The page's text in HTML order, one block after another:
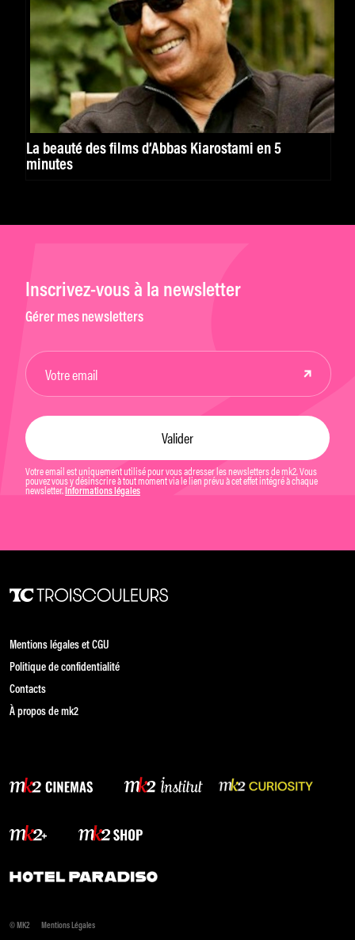
La beauté des films d’Abbas Kiarostami en 5
minutes
Inscrivez-vous à la newsletter
Gérer mes newsletters
Votre email est uniquement utilisé pour vous adresser les newsletters de mk2. Vous
pouvez vous y désinscrire à tout moment via le lien prévu à cet effet intégré à chaque
newsletter. Informations légales
Mentions légales et CGU
Politique de confidentialité
Contacts
À propos de mk2
© MK2 Mentions Légales